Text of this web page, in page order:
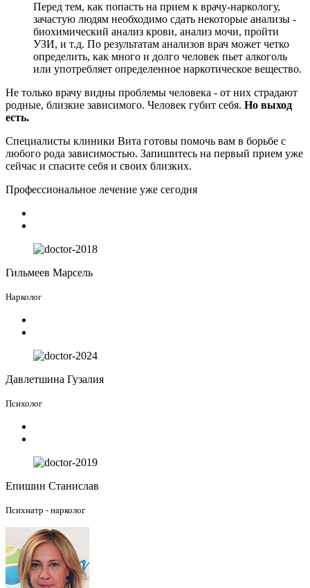
Перед тем, как попасть на прием к врачу-наркологу,
зачастую людям необходимо сдать некоторые анализы -
биохимический анализ крови, анализ мочи, пройти
УЗИ, и т.д. По результатам анализов врач может четко
определить, как много и долго человек пьет алкоголь
или употребляет определенное наркотическое вещество.
Не только врачу видны проблемы человека - от них страдают
родные, близкие зависимого. Человек губит себя. Но выход
есть.
Специалисты клиники Вита готовы помочь вам в борьбе с
любого рода зависимостью. Запишитесь на первый прием уже
сейчас и спасите себя и своих близких.
Профессиональное лечение уже сегодня
Гильмеев Марсель
Нарколог
Давлетшина Гузалия
Психолог
Епишин Станислав
Психиатр - нарколог